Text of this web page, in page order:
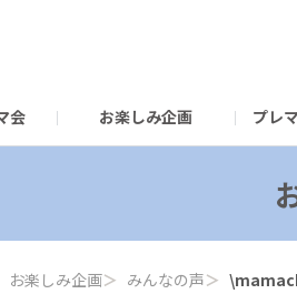
会 お楽しみ企画 プレ
お楽しみ企画＞ みんなの声＞